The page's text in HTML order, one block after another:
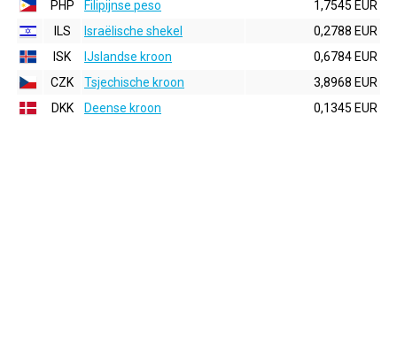
PHP
Filipijnse peso
1,7545 EUR
ILS
Israëlische shekel
0,2788 EUR
ISK
IJslandse kroon
0,6784 EUR
CZK
Tsjechische kroon
3,8968 EUR
DKK
Deense kroon 0,1345 EUR